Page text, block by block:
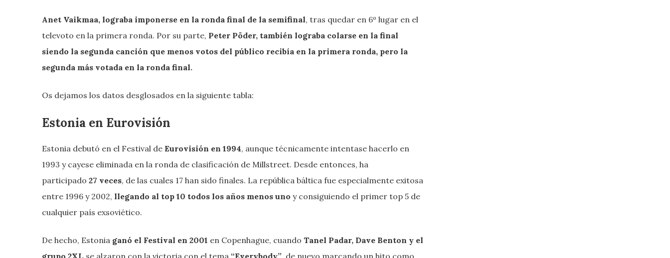
Anet Vaikmaa, lograba imponerse en la ronda final de la semifinal, tras quedar en 6º lugar en el
televoto en la primera ronda. Por su parte, Peter Pöder, también lograba colarse en la final
siendo la segunda canción que menos votos del público recibía en la primera ronda, pero la
segunda más votada en la ronda final.
Os dejamos los datos desglosados en la siguiente tabla:
Estonia en Eurovisión
Estonia debutó en el Festival de Eurovisión en 1994, aunque técnicamente intentase hacerlo en
1993 y cayese eliminada en la ronda de clasificación de Millstreet. Desde entonces, ha
participado 27 veces, de las cuales 17 han sido finales. La república báltica fue especialmente exitosa
entre 1996 y 2002, llegando al top 10 todos los años menos uno y consiguiendo el primer top 5 de
cualquier país exsoviético.
De hecho, Estonia ganó el Festival en 2001 en Copenhague, cuando Tanel Padar, Dave Benton y el